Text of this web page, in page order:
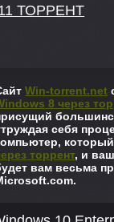
ТОРРЕНТ
Win-torrent.net
8 через
себя
торрент, и
вам весьма